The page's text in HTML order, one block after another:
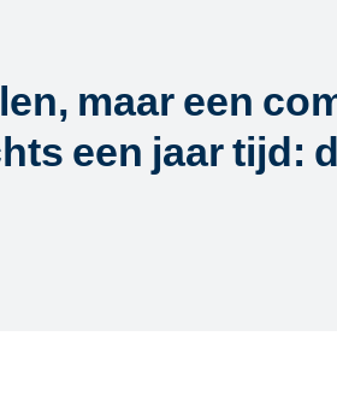
maar een
een jaar tijd: